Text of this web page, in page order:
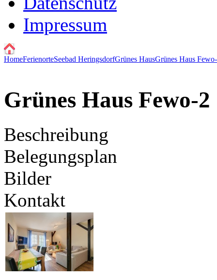
Impressum
HomeFerienorteSeebad HeringsdorfGrünes HausGrünes Haus
Grünes Haus Fewo-
Beschreibung
Belegungsplan
Bilder
Kontakt